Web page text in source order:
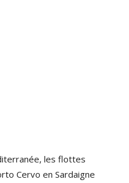
les flottes
Cervo en Sardaigne